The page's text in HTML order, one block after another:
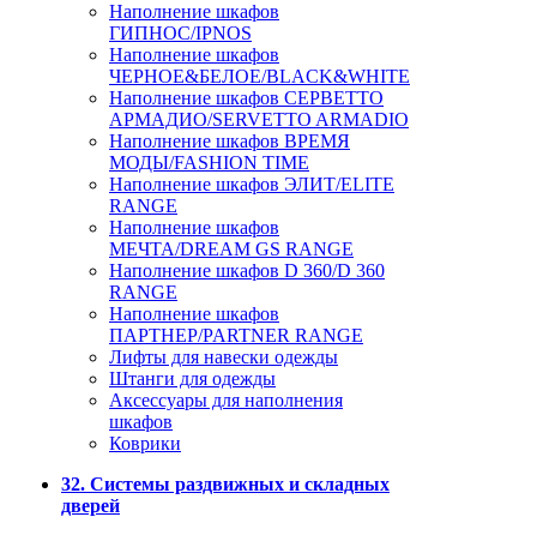
Наполнение шкафов
ГИПНОС/IPNOS
Наполнение шкафов
ЧЕРНОЕ&БЕЛОЕ/BLACK&WHITE
Наполнение шкафов СЕРВЕТТО
АРМАДИО/SERVETTO ARMADIO
Наполнение шкафов ВРЕМЯ
МОДЫ/FASHION TIME
Наполнение шкафов ЭЛИТ/ELITE
RANGE
Наполнение шкафов
МЕЧТА/DREAM GS RANGE
Наполнение шкафов D 360/D 360
RANGE
Наполнение шкафов
ПАРТНЕР/PARTNER RANGE
Лифты для навески одежды
Штанги для одежды
Аксессуары для наполнения
шкафов
Коврики
32. Системы раздвижных и складных
дверей